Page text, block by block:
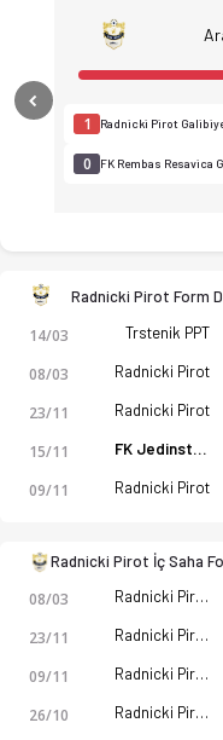
FK Radnicki Pirot - FK
1 Radnicki Pirot
0 FK Rembas Resavica
Previous
Radnicki Pirot Form
14/03 Trstenik PPT
08/03 Radnicki Pirot
23/11 Radnicki Pirot
15/11 FK Jedinstvo 1936 Krusevac
09/11 Radnicki Pirot
Radnicki Pirot İç Saha
08/03 Radnicki Pirot
23/11 Radnicki Pirot
09/11 Radnicki Pirot
26/10 Radnicki Pirot